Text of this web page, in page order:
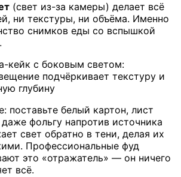
(свет из-за камеры) делает всё
ни текстуры, ни объёма. Именно
снимков еды со вспышкой
кейк с боковым светом:
подчёркивает текстуру и
глубину
поставьте белый картон, лист
фольгу напротив источника
свет обратно в тени, делая их
Профессиональные фуд
это «отражатель» — он ничего
всё.